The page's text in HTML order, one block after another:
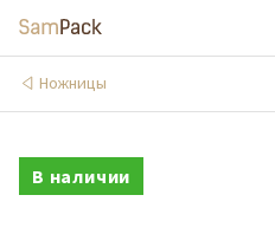
Ножницы
В наличии